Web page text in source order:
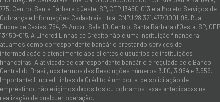
775, Centro, Santa Bárbara d'Oeste, SP, CEP 13450-013 e a Moreto Serviços de
Cobrança e Informações Cadastrais Ltda. CNPJ 28.321.477/0001-98. Rua
Duque de Caxias, 764, 2º Andar, Sala 10, Centro, Santa Bárbara d’Oeste, SP, CEP
13450-015. A Lincred Linhas de Crédito não é uma instituição financeira:
atuamos como correspondente bancário prestando serviços de
intermediação e atendimento aos clientes e usuários de instituições
financeiras. A atividade de correspondente bancário é regulada pelo Banco
Central do Brasil, nos termos das Resoluções números 3.110, 3.954 e 3.959.
Importante: Lincred Linhas de Crédito é um portal de solicitação de
empréstimo, não exigimos depósitos ou cobramos taxas antecipadas na
realização de qualquer operação.